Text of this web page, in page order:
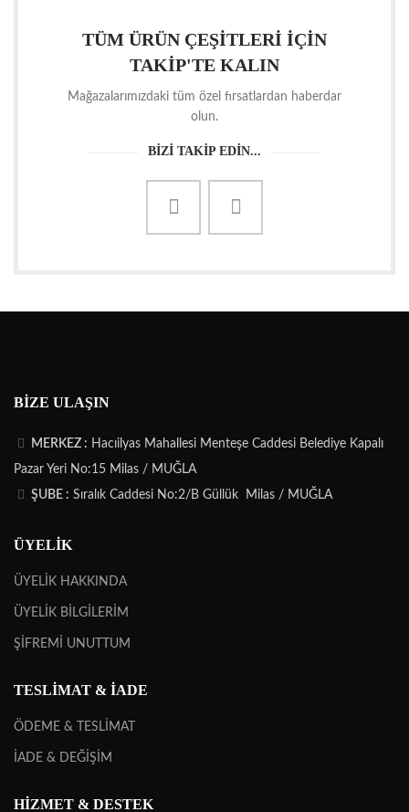
TÜM ÜRÜN ÇEŞİTLERİ İÇİN
TAKİP'TE KALIN
Mağazalarımızdaki tüm özel fırsatlardan haberdar
olun.
BİZİ TAKİP EDİN...
BIZE ULAŞIN
MERKEZ : Hacıilyas Mahallesi Menteşe Caddesi Belediye Kapalı
Pazar Yeri No:15 Milas / MUĞLA
ŞUBE : Sıralık Caddesi No:2/B Güllük Milas / MUĞLA
ÜYELİK
ÜYELİK HAKKINDA
ÜYELİK BİLGİLERİM
ŞİFREMİ UNUTTUM
TESLİMAT & İADE
ÖDEME & TESLİMAT
İADE & DEĞİŞİM
HİZMET & DESTEK